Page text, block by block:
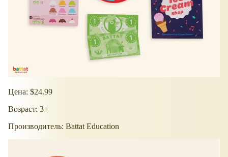
Цена: $24.99
Возраст: 3+
Производитель: Battat Education